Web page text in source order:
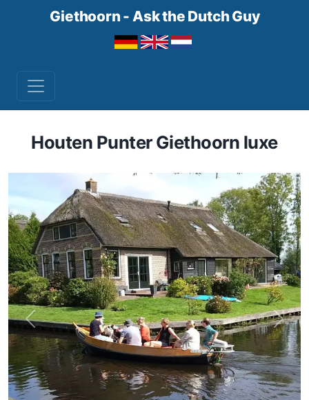
Giethoorn - Ask the Dutch Guy
Houten Punter Giethoorn luxe
Previous Next